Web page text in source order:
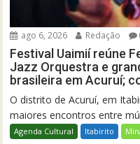
ago 6, 2026 Redação
Festival Uaimií reúne
Jazz Orquestra e
brasileira em Acuruí;
O distrito de Acuruí, em
maiores encontros entre
Agenda Cultural Itabirito